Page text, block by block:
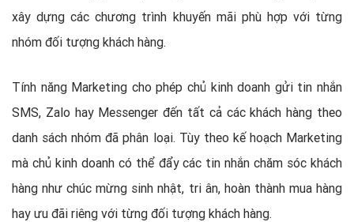
xây dựng các chương trình khuyến mãi phù hợp với từng
nhóm đối tượng khách hàng.
Tính năng Marketing cho phép chủ kinh doanh gửi tin nhắn
SMS, Zalo hay Messenger đến tất cả các khách hàng theo
danh sách nhóm đã phân loại. Tùy theo kế hoạch Marketing
mà chủ kinh doanh có thể đẩy các tin nhắn chăm sóc khách
hàng như chúc mừng sinh nhật, tri ân, hoàn thành mua hàng
hay ưu đãi riêng với từng đối tượng khách hàng.